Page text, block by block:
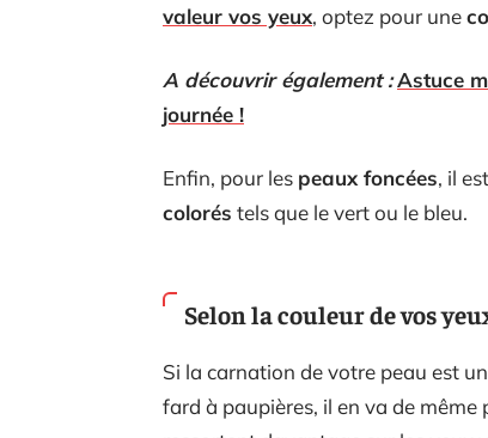
valeur vos yeux, optez pour une
A découvrir également :Astuce
journée !
Enfin, pour les peaux foncées, il
colorés tels que le vert ou le bleu.
Selon la couleur de vos
Si la carnation de votre peau est
fard à paupières, il en va de même